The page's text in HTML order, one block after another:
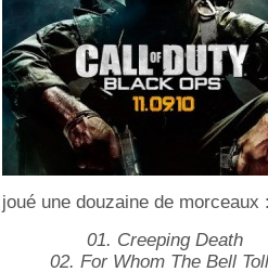
une douzaine de morceaux
01. Creeping Death
02. For Whom The Bell